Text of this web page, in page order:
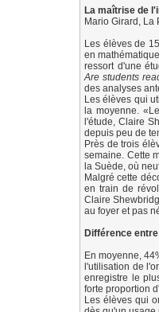
La maîtrise de
Mario Girard, La
Les élèves de
en
ressort d'une
Are students
des analyses
Les élèves qui
la moyenne.
l'étude, Claire
depuis peu de
Près de trois
semaine. Cette
la Suède, où
Malgré cette
en train de
Claire
au foyer et pas
Différence
En moyenne,
l'utilisation de
enregistre le
forte proportion
Les élèves qui